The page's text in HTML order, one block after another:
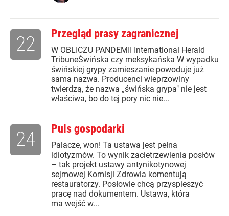
Przegląd prasy zagranicznej
W OBLICZU PANDEMII International Herald
TribuneŚwińska czy meksykańska W wypadku
świńskiej grypy zamieszanie powoduje już
sama nazwa. Producenci wieprzowiny
twierdzą, że nazwa „świńska grypa" nie jest
właściwa, bo do tej pory nic nie...
22
Puls gospodarki
Palacze, won! Ta ustawa jest pełna
idiotyzmów. To wynik zacietrzewienia posłów
– tak projekt ustawy antynikotynowej
sejmowej Komisji Zdrowia komentują
restauratorzy. Posłowie chcą przyspieszyć
pracę nad dokumentem. Ustawa, która
ma wejść w...
24